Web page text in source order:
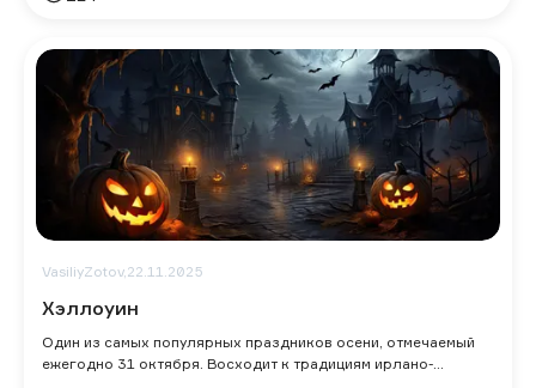
VasiliyZotov,22.11.2025
Хэллоуин
Один из самых популярных праздников осени, отмечаемый
ежегодно 31 октября. Восходит к традициям ирлано-